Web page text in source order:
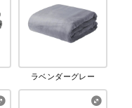
ラベンダーグレー